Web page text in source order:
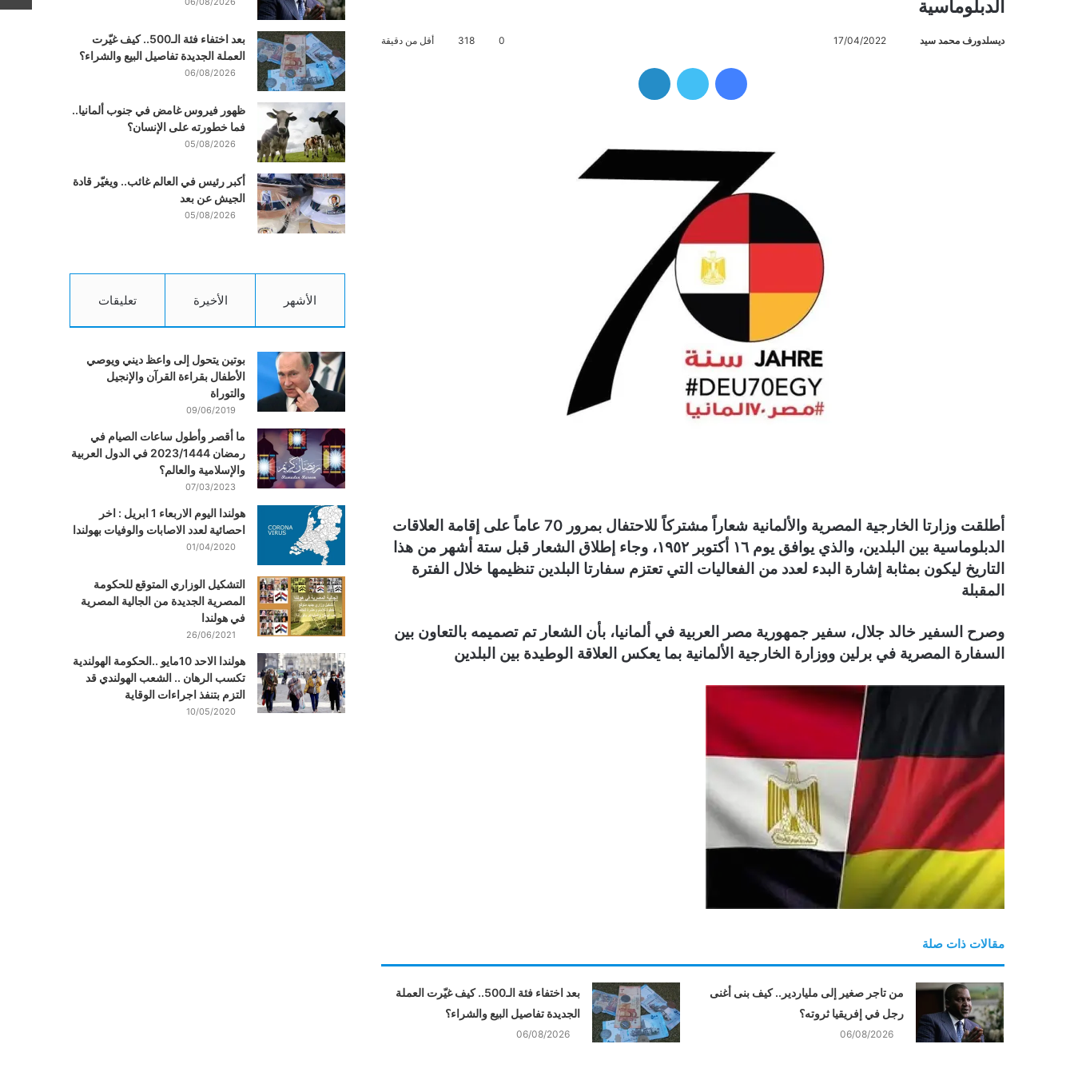
الدبلوماسية
ديسلدورف محمد سيد 17/04/2022
0
318 أقل من دقيقة
أطلقت وزارتا الخارجية المصرية والألمانية شعاراً مشتركاً للاحتفال بمرور 70 عاماً على إقامة العلاقات
الدبلوماسية بين البلدين، والذي يوافق يوم ١٦ أکتوبر ١٩٥٢، وجاء إطلاق الشعار قبل ستة أشهر من هذا
التاريخ ليكون بمثابة إشارة البدء لعدد من الفعاليات التي تعتزم سفارتا البلدين تنظيمها خلال الفترة
المقبلة
وصرح السفير خالد جلال، سفير جمهورية مصر العربية في ألمانيا، بأن الشعار تم تصميمه بالتعاون بين
السفارة المصرية في برلين ووزارة الخارجية الألمانية بما يعكس العلاقة الوطيدة بين البلدين
مقالات ذات صلة
من تاجر صغير إلى ملياردير.. كيف بنى أغنى
رجل في إفريقيا ثروته؟
06/08/2026
بعد اختفاء فئة الـ500.. كيف غيّرت العملة
الجديدة تفاصيل البيع والشراء؟
06/08/2026
بعد اختفاء فئة الـ500.. كيف غيّرت
العملة الجديدة تفاصيل البيع والشراء؟
06/08/2026
ظهور فيروس غامض في جنوب ألمانيا..
فما خطورته على الإنسان؟
05/08/2026
أكبر رئيس في العالم غائب.. ويغيّر قادة
الجيش عن بعد
05/08/2026
الأشهر الأخيرة تعليقات
بوتين يتحول إلى واعظ ديني ويوصي
الأطفال بقراءة القرآن والإنجيل
والتوراة
09/06/2019
ما أقصر وأطول ساعات الصيام في
رمضان 2023/1444 في الدول العربية
والإسلامية والعالم؟
07/03/2023
هولندا اليوم الاربعاء 1 ابريل : اخر
احصائية لعدد الاصابات والوفيات بهولندا
01/04/2020
التشكيل الوزاري المتوقع للحكومة
المصرية الجديدة من الجالية المصرية
في هولندا
26/06/2021
هولندا الاحد 10مايو ..الحكومة الهولندية
تكسب الرهان .. الشعب الهولندي قد
التزم بتنفذ اجراءات الوقاية
10/05/2020